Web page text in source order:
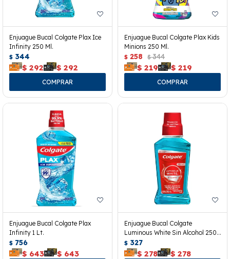
Enjuague Bucal Colgate Plax Ice
Infinity 250 Ml.
$ 344
$ 292 $ 292
Enjuague Bucal Colgate Plax Kids
Minions 250 Ml.
$ 258 $ 344
$ 219 $ 219
Enjuague Bucal Colgate Plax
Infinity 1 Lt.
$ 756
$ 643 $ 643
Enjuague Bucal Colgate
Luminous White Sin Alcohol 250
Ml.
$ 327
$ 278 $ 278